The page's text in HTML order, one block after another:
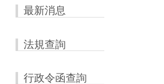
最新消息
法規查詢
行政令函查詢